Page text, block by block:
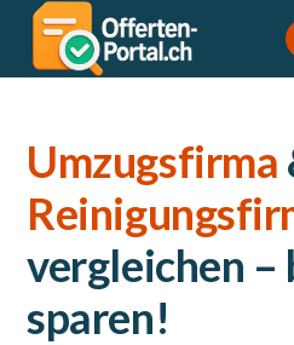
Umzugsfirma
vergleichen –
sparen!